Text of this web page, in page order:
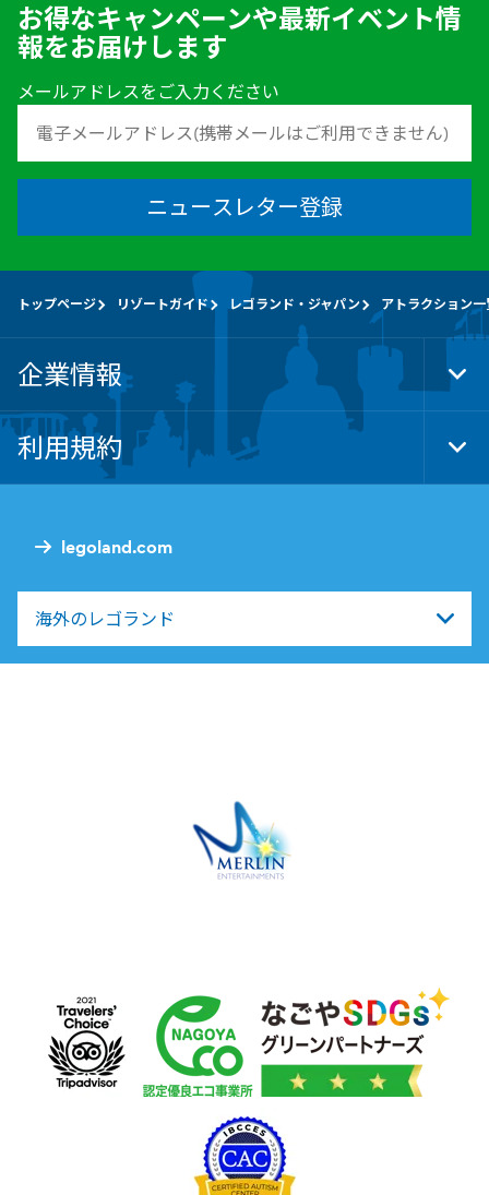
お得なキャンペーンや最新イベント情
報をお届けします
メールアドレスをご入力ください
ニュースレター登録
legoland.com
海外のレゴランド
トップページ リゾートガイド レゴランド・ジャパン アトラクション一
企業情報
利用規約